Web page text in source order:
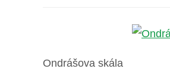
Ondrášova skála